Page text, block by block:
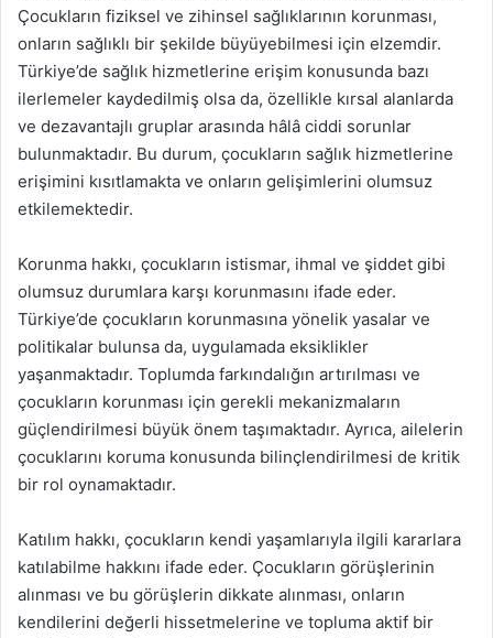
Çocukların fiziksel ve zihinsel sağlıklarının korunması,
onların sağlıklı bir şekilde büyüyebilmesi için elzemdir.
Türkiye’de sağlık hizmetlerine erişim konusunda bazı
ilerlemeler kaydedilmiş olsa da, özellikle kırsal alanlarda
ve dezavantajlı gruplar arasında hâlâ ciddi sorunlar
bulunmaktadır. Bu durum, çocukların sağlık hizmetlerine
erişimini kısıtlamakta ve onların gelişimlerini olumsuz
etkilemektedir.
Korunma hakkı, çocukların istismar, ihmal ve şiddet gibi
olumsuz durumlara karşı korunmasını ifade eder.
Türkiye’de çocukların korunmasına yönelik yasalar ve
politikalar bulunsa da, uygulamada eksiklikler
yaşanmaktadır. Toplumda farkındalığın artırılması ve
çocukların korunması için gerekli mekanizmaların
güçlendirilmesi büyük önem taşımaktadır. Ayrıca, ailelerin
çocuklarını koruma konusunda bilinçlendirilmesi de kritik
bir rol oynamaktadır.
Katılım hakkı, çocukların kendi yaşamlarıyla ilgili kararlara
katılabilme hakkını ifade eder. Çocukların görüşlerinin
alınması ve bu görüşlerin dikkate alınması, onların
kendilerini değerli hissetmelerine ve topluma aktif bir